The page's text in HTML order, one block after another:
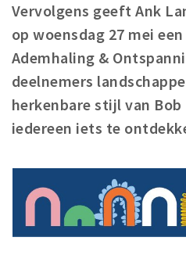
Musea, theaters & podia
Uitjes & activiteiten
Toeristische routes
Natuurgebieden
Baroniepoorten
Andere City Apps
Vervolgens geeft Ank
op woensdag 27 mei
Ademhaling &
deelnemers
herkenbare stijl van Bob
iedereen iets te